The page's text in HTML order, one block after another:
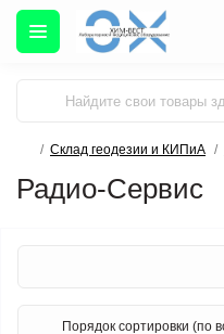
Склад геодезии и КИПиА
Радио-Сервис